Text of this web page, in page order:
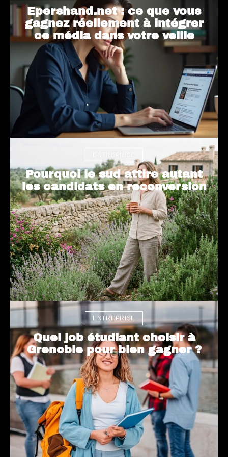
Epershand.net : ce que vous
gagnez réellement à intégrer
ce média dans votre veille
Pourquoi le sud attire autant
les candidats en reconversion
ENTREPRISE
Quel job étudiant choisir à
Grenoble pour bien gagner ?
Elain
e
Hawk
ing :
Luan
g Por
dans